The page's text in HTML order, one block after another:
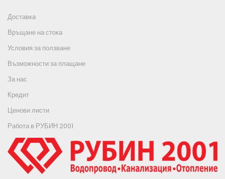
Доставка
Връщане на стока
Условия за ползване
Възможности за плащане
За нас
Кредит
Ценови листи
Работа в РУБИН 2001